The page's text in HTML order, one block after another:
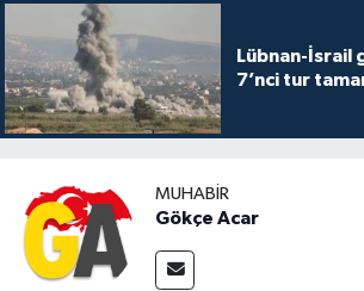
Lübnan-İsrail
7’nci tur
MUHABIR
Gökçe Acar